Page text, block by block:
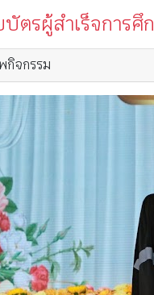
รผู้สำเร็จการศึ
กิจกรรม